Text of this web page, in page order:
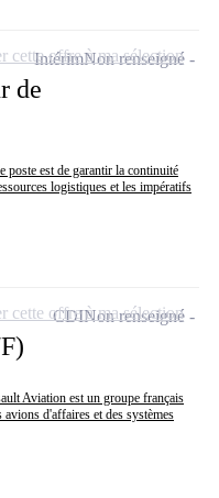
de
poste est de garantir la continuité
logistiques et les impératifs
IntérimNon renseigné
cette offre à ma sélection
Aviation est un groupe français
d'affaires et des systèmes
CDINon renseigné
cette offre à ma sélection